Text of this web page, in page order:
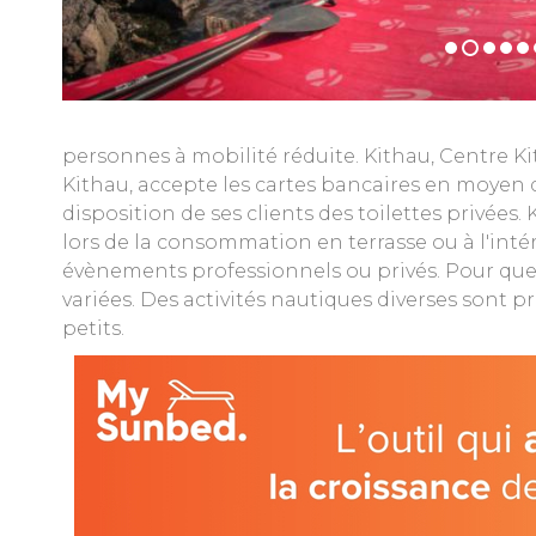
personnes à mobilité réduite. Kithau, Centre
Kithau, accepte les cartes bancaires en
disposition de ses clients des toilettes
lors de la consommation en terrasse ou à
évènements professionnels ou privés. Pour
variées. Des activités nautiques diverses sont
petits.